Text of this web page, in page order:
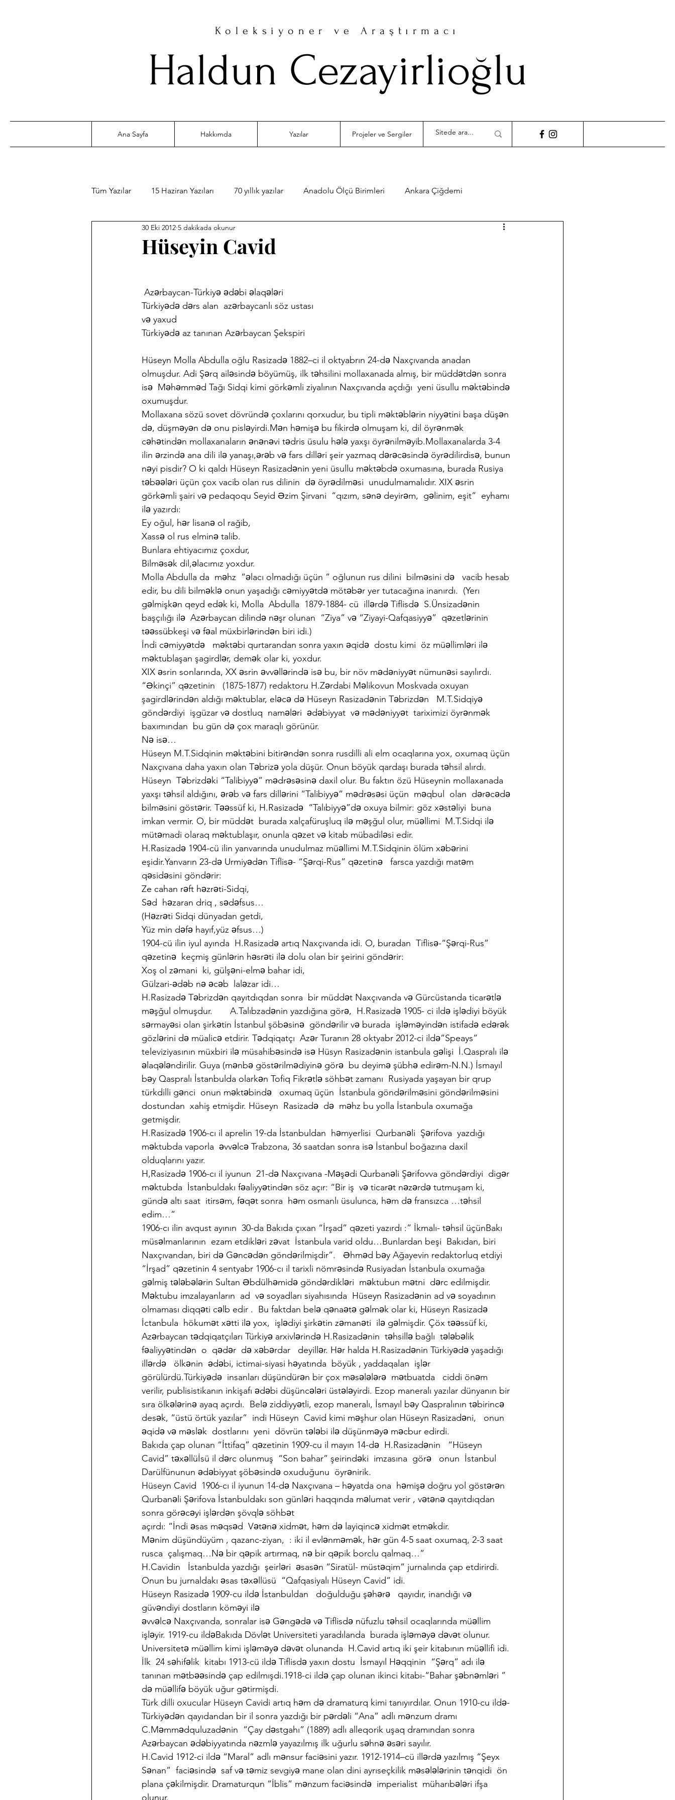
Koleksiyoner ve Araştırmacı
Haldun Cezayirlioğlu
Ana Sayfa Hakkımda Yazılar Projeler ve Sergiler
Tüm Yazılar 15 Haziran Yazıları 70 yıllık yazılar Anadolu Ölçü Birimleri Ankara Çiğdemi
Ankara Kent Heykelleri Ankara Kitapları Basında çalışmalarımız
Haber Akis Yazıları Harf Devrimi Hızırellez
Sergilerim Tarihi Fotoğraflar Uluğ Bey
Hüseyin Cavid
30 Eki 2012 5 dakikada okunur
Azərbaycan-Türkiyə ədəbi əlaqələri
Türkiyədə dərs alan  azərbaycanlı söz ustası
və yaxud
Türkiyədə az tanınan Azərbaycan Şekspiri
Hüseyn Molla Abdulla oğlu Rasizadə 1882–ci il oktyabrın 24-də Naxçıvanda anadan
olmuşdur. Adi Şərq ailəsində böyümüş, ilk təhsilini mollaxanada almış, bir müddətdən sonra
isə  Məhəmməd Tağı Sidqi kimi görkəmli ziyalının Naxçıvanda açdığı  yeni üsullu məktəbində
oxumuşdur.
Mollaxana sözü sovet dövründə çoxlarını qorxudur, bu tipli məktəblərin niyyətini başa düşən
də, düşməyən də onu pisləyirdi.Mən həmişə bu fikirdə olmuşam ki, dil öyrənmək
cəhətindən mollaxanaların ənənəvi tədris üsulu hələ yaxşı öyrənilməyib.Mollaxanalarda 3-4
ilin ərzində ana dili ilə yanaşı,ərəb və fars dilləri şeir yazmaq dərəcəsində öyrədilirdisə, bunun
nəyi pisdir? O ki qaldı Hüseyn Rasizadənin yeni üsullu məktəbdə oxumasına, burada Rusiya
təbəələri üçün çox vacib olan rus dilinin  də öyrədilməsi  unudulmamalıdır. XIX əsrin
görkəmli şairi və pedaqoqu Seyid Əzim Şirvani  “qızım, sənə deyirəm,  gəlinim, eşit”  eyhamı
ilə yazırdı:
Ey oğul, hər lisanə ol rağib,
Xassə ol rus elminə talib.
Bunlara ehtiyacımız çoxdur,
Bilməsək dil,əlacımız yoxdur.
Molla Abdulla da  məhz  “əlacı olmadığı üçün ” oğlunun rus dilini  bilməsini də   vacib hesab
edir, bu dili bilməklə onun yaşadığı cəmiyyətdə mötəbər yer tutacağına inanırdı.  (Yerı
gəlmişkən qeyd edək ki, Molla  Abdulla  1879-1884- cü  illərdə Tiflisdə  S.Ünsizadənin
başçılığı ilə  Azərbaycan dilində nəşr olunan  “Ziya” və “Ziyayi-Qafqasiyyə”  qəzetlərinin
təəssübkeşi və fəal müxbirlərindən biri idi.)
İndi cəmiyyətdə   məktəbi qurtarandan sonra yaxın əqidə  dostu kimi  öz müəllimləri ilə
məktublaşan şagirdlər, demək olar ki, yoxdur.
XIX əsrin sonlarında, XX əsrin əvvəllərində isə bu, bir növ mədəniyyət nümunəsi sayılırdı.
“Əkinçi” qəzetinin   (1875-1877) redaktoru H.Zərdabi Məlikovun Moskvada oxuyan
şagirdlərindən aldığı məktublar, eləcə də Hüseyn Rasizadənin Təbrizdən   M.T.Sidqiyə
göndərdiyi  işgüzar və dostluq  namələri  ədəbiyyat  və mədəniyyət  tariximizi öyrənmək
baxımından  bu gün də çox maraqlı görünür.
Nə isə…
Hüseyn M.T.Sidqinin məktəbini bitirəndən sonra rusdilli ali elm ocaqlarına yox, oxumaq üçün
Naxçıvana daha yaxın olan Təbrizə yola düşür. Onun böyük qardaşı burada təhsil alırdı.
Hüseyn  Təbrizdəki “Talibiyyə” mədrəsəsinə daxil olur. Bu faktın özü Hüseynin mollaxanada
yaxşı təhsil aldığını, ərəb və fars dillərini “Talibiyyə” mədrəsəsi üçün  məqbul  olan  dərəcədə
bilməsini göstərir. Təəssüf ki, H.Rasizadə  “Talıbiyyə”də oxuya bilmir: göz xəstəliyi  buna
imkan vermir. O, bir müddət  burada xalçafüruşluq ilə məşğul olur, müəllimi  M.T.Sidqi ilə
mütəmadi olaraq məktublaşır, onunla qəzet və kitab mübadiləsi edir.
H.Rasizadə 1904-cü ilin yanvarında unudulmaz müəllimi M.T.Sidqinin ölüm xəbərini
eşidir.Yanvarın 23-də Urmiyədən Tiflisə- “Şərqi-Rus” qəzetinə   farsca yazdığı matəm
qəsidəsini göndərir:
Ze cahan rəft həzrəti-Sidqi,
Səd  həzaran driq , sədəfsus…
(Həzrəti Sidqi dünyadan getdi,
Yüz min dəfə hayıf,yüz əfsus…)
1904-cü ilin iyul ayında  H.Rasizadə artıq Naxçıvanda idi. O, buradan  Tiflisə-“Şərqi-Rus”
qəzetinə  keçmiş günlərin həsrəti ilə dolu olan bir şeirini göndərir:
Xoş ol zəmani  ki, gülşəni-elmə bahar idi,
Gülzari-ədəb nə əcəb  laləzar idi…
H.Rasizadə Təbrizdən qayıtdıqdan sonra  bir müddət Naxçıvanda və Gürcüstanda ticarətlə
məşğul olmuşdur.       A.Talıbzadənin yazdığına görə,  H.Rasizadə 1905- ci ildə işlədiyi böyük
sərmayəsi olan şirkətin İstanbul şöbəsinə  göndərilir və burada  işləməyindən istifadə edərək
gözlərini də müalicə etdirir. Tədqiqatçı  Azər Turanın 28 oktyabr 2012-ci ildə”Speays”
televiziyasının müxbiri ilə müsahibəsində isə Hüsyn Rasizadənin istanbula gəlişi  İ.Qaspralı ilə
əlaqələndirilir. Guya (mənbə göstərilmədiyinə görə  bu deyimə şübhə edirəm-N.N.) İsmayıl
bəy Qaspralı İstanbulda olarkən Tofiq Fikrətlə söhbət zamanı  Rusiyada yaşayan bir qrup
türkdilli gənci  onun məktəbində   oxumaq üçün  İstanbula göndərilməsini göndərilməsini
dostundan  xahiş etmişdir. Hüseyn  Rasizadə  də  məhz bu yolla İstanbula oxumağa
getmişdir.
H.Rasizadə 1906-cı il aprelin 19-da İstanbuldan  həmyerlisi  Qurbanəli  Şərifova  yazdığı
məktubda vaporla  əvvəlcə Trabzona, 36 saatdan sonra isə İstanbul boğazına daxil
olduqlarını yazır.
H,Rasizadə 1906-cı il iyunun  21-də Naxçıvana -Məşədi Qurbanəli Şərifovva göndərdiyi  digər
məktubda  İstanbuldakı fəaliyyətindən söz açır: “Bir iş  və ticarət nəzərdə tutmuşam ki,
gündə altı saat  itirsəm, fəqət sonra  həm osmanlı üsulunca, həm də fransızca …təhsil
edim…”
1906-cı ilin avqust ayının  30-da Bakıda çıxan “İrşad” qəzeti yazırdı :” İkmalı- təhsil üçünBakı
müsəlmanlarının  ezam etdikləri zəvat  İstanbula varid oldu…Bunlardan beşi  Bakıdan, biri
Naxçıvandan, biri də Gəncədən göndərilmişdir”.   Əhməd bəy Ağayevin redaktorluq etdiyi
“İrşad” qəzetinin 4 sentyabr 1906-cı il tarixli nömrəsində Rusiyadan İstanbula oxumağa
gəlmiş tələbələrin Sultan Əbdülhəmidə göndərdikləri  məktubun mətni  dərc edilmişdir.
Məktubu imzalayanların  ad  və soyadları siyahısında  Hüseyn Rasizadənin ad və soyadının
olmaması diqqəti cəlb edir .  Bu faktdan belə qənaətə gəlmək olar ki, Hüseyn Rasizadə
İctanbula  hökumət xətti ilə yox,  işlədiyi şirkətin zəmanəti  ilə gəlmişdir. Çöx təəssüf ki,
Azərbaycan tədqiqatçıları Türkiyə arxivlərində H.Rasizadənin  təhsillə bağlı  tələbəlik
fəaliyyətindən  o  qədər  də xəbərdar   deyillər. Hər halda H.Rasizadənin Türkiyədə yaşadığı
illərdə   ölkənin  ədəbi, ictimai-siyasi həyatında  böyük , yaddaqalan  işlər
görülürdü.Türkiyədə  insanları düşündürən bir çox məsələlərə  mətbuatda   ciddi önəm
verilir, publisistikanın inkişafı ədəbi düşüncələri üstələyirdi. Ezop maneralı yazılar dünyanın bir
sıra ölkələrinə ayaq açırdı.  Belə ziddiyyətli, ezop maneralı, İsmayıl bəy Qaspralının təbirincə
desək, “üstü örtük yazılar”  indi Hüseyn  Cavid kimi məşhur olan Hüseyn Rasizadəni,   onun
əqidə və məslək  dostlarını  yeni  dövrün tələbi ilə düşünməyə məcbur edirdi.
Bakıda çap olunan “İttifaq” qəzetinin 1909-cu il mayın 14-də  H.Rasizadənin   “Hüseyn
Cavid” təxəllüİsü il dərc olunmuş  “Son bahar” şeirindəki  imzasına  görə   onun  İstanbul
Darülfünunun ədəbiyyat şöbəsində oxuduğunu  öyrənirik.
Hüseyn Cavid  1906-cı il iyunun 14-də Naxçıvana – həyatda ona  həmişə doğru yol göstərən
Qurbanəli Şərifova İstanbuldakı son günləri haqqında məlumat verir , vətənə qayıtdıqdan
sonra görəcəyi işlərdən şövqlə söhbət
açırdı: “İndi əsas məqsəd  Vətənə xidmət, həm də layiqincə xidmət etməkdir.
Mənim düşündüyüm , qazanc-ziyan,  : iki il evlənməmək, hər gün 4-5 saat oxumaq, 2-3 saat
rusca  çalışmaq…Nə bir qəpik artırmaq, nə bir qəpik borclu qalmaq…”
H.Cavidin   İstanbulda yazdığı  şeirləri  əsasən “Siratül- müstəqim” jurnalında çap etdirirdi.
Onun bu jurnaldakı əsas təxəllüsü  “Qafqasiyalı Hüseyn Cavid” idi.
Hüseyn Rasizadə 1909-cu ildə İstanbuldan   doğulduğu şəhərə   qayıdır, inandığı və
güvəndiyi dostların köməyi ilə
əvvəlcə Naxçıvanda, sonralar isə Gəngədə və Tiflisdə nüfuzlu təhsil ocaqlarında müəllim
işləyir. 1919-cu ildəBakıda Dövlət Universiteti yaradılanda  burada işləməyə dəvət olunur.
Universitetə müəllim kimi işləməyə dəvət olunanda  H.Cavid artıq iki şeir kitabının müəllifi idi.
İlk  24 səhifəlik  kitabı 1913-cü ildə Tiflisdə yaxın dostu  İsmayıl Həqqinin  “Şərq” adı ilə
tanınan mətbəəsində çap edilmışdi.1918-ci ildə çap olunan ikinci kitabı-“Bahar şəbnəmləri ”
də müəllifə böyük uğur gətirmişdi.
Türk dilli oxucular Hüseyn Cavidi artıq həm də dramaturq kimi tanıyırdılar. Onun 1910-cu ildə-
Türkiyədən qayıdandan bir il sonra yazdığı bir pərdəli “Ana” adlı mənzum dramı
C.Məmmədquluzadənin  “Çay dəstgahı” (1889) adlı alleqorik uşaq dramından sonra
Azərbaycan ədəbiyyatında nəzmlə yayazılmış ilk uğurlu səhnə əsəri sayılır.
H.Cavid 1912-ci ildə “Maral” adlı mənsur faciəsini yazır. 1912-1914–cü illərdə yazılmış “Şeyx
Sənan”  faciəsində  saf və təmiz sevgiyə mane olan dini ayrıseçkilik məsələlərinin tənqidi  ön
plana çəkilmişdir. Dramaturqun “İblis” mənzum faciəsində  imperialist  müharıbələri ifşa
olunur.